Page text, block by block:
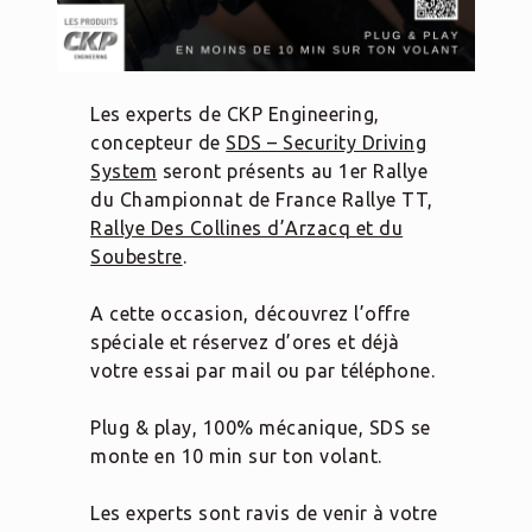
Les experts de CKP Engineering,
concepteur de SDS – Security Driving
System seront présents au 1er Rallye
du Championnat de France Rallye TT,
Rallye Des Collines d’Arzacq et du
Soubestre.
A cette occasion, découvrez l’offre
spéciale et réservez d’ores et déjà
votre essai par mail ou par téléphone.
Plug & play, 100% mécanique, SDS se
monte en 10 min sur ton volant.
Les experts sont ravis de venir à votre